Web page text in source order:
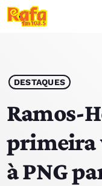
play_arrow OUVIR RAFA
HOME
NOTÍCIAS
DESTAQUES
Ramos-
primeira
à PNG